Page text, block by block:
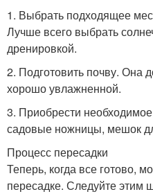
1. Выбрать подходящее
Лучше всего выбрать
дренировкой.
2. Подготовить почву. Она
хорошо увлажненной.
3. Приобрести
садовые ножницы, мешок
Процесс пересадки
Теперь, когда все готово,
пересадке. Следуйте этим